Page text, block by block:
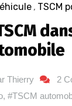
, TSCM
Thierry
2
, #TSCM